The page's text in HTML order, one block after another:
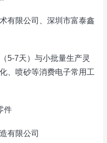
有限公司、深圳市富泰鑫
5-7天）与小批量生产灵
、喷砂等消费电子常用工
件
有限公司